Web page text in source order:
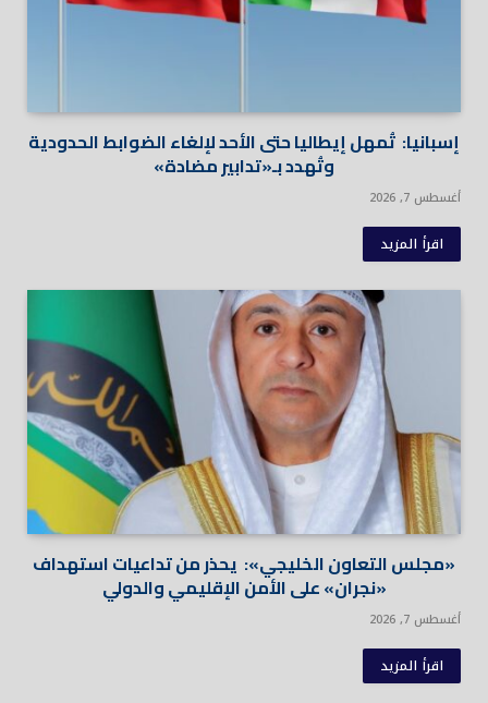
إسبانيا: تُمهل إيطاليا حتى الأحد لإلغاء الضوابط الحدودية
وتُهدد بـ«تدابير مضادة»
أغسطس 7, 2026
اقرأ المزيد
«مجلس التعاون الخليجي»: يحذر من تداعيات استهداف
«نجران» على الأمن الإقليمي والدولي
أغسطس 7, 2026
اقرأ المزيد